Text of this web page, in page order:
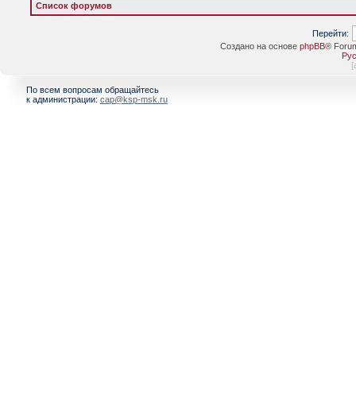
Список форумов
Перейти:
Создано на основе phpBB®
[
По всем вопросам обращайтесь
к администрации: cap@ksp-msk.ru